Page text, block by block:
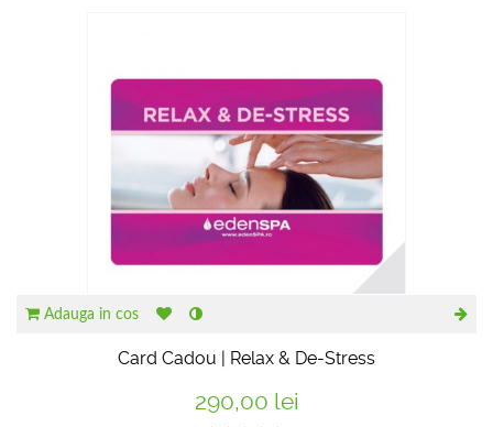
Adauga in cos
Card Cadou | Relax & De-Stress
290,00 lei